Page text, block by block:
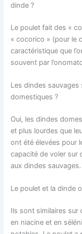
dinde ?
Le poulet fait des «
« cocorico » (pour le
caractéristique que
souvent par
Les dindes
domestiques ?
Oui, les dindes
et plus lourdes que
ont été élevées pour
capacité de voler sur
aux dindes sauvages.
Le poulet et la dinde
Ils sont similaires sur
en niacine et en